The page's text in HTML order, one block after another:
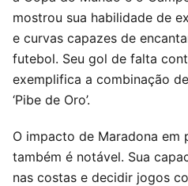
mostrou sua habilidade de
e curvas capazes de
futebol. Seu gol de falta
exemplifica a combinação
‘Pibe de Oro’.
O impacto de Maradona em
também é notável. Sua
nas costas e decidir jogos